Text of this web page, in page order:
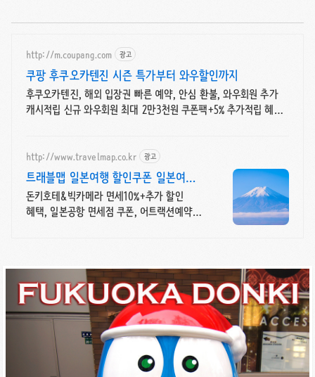
http://m.coupang.com 광고
쿠팡 후쿠오카텐진 시즌 특가부터 와우할인까지
후쿠오카텐진, 해외 입장권 빠른 예약, 안심 환불, 와우회원 추가
캐시적립 신규 와우회원 최대 2만3천원 쿠폰팩+5% 추가적립 혜택!
http://www.travelmap.co.kr 광고
트래블맵 일본여행 할인쿠폰 일본여행
필수 쿠폰 다운가능
돈키호테&빅카메라 면세10%+추가 할인
혜택, 일본공항 면세점 쿠폰, 어트랙션예약